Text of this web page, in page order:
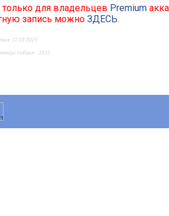
для владельцев Premium
запись можно ЗДЕСЬ.
12.03.2025
собаки - 3533